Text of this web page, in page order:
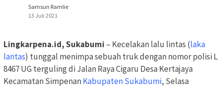
Samsun Ramlie
13 Juli 2021
Lingkarpena.id, Sukabumi – Kecelakan lalu lintas (laka
lantas) tunggal menimpa sebuah truk dengan nomor polisi L
8467 UG terguling di Jalan Raya Cigaru Desa Kertajaya
Kecamatan SimpenanKabupaten Sukabumi, Selasa